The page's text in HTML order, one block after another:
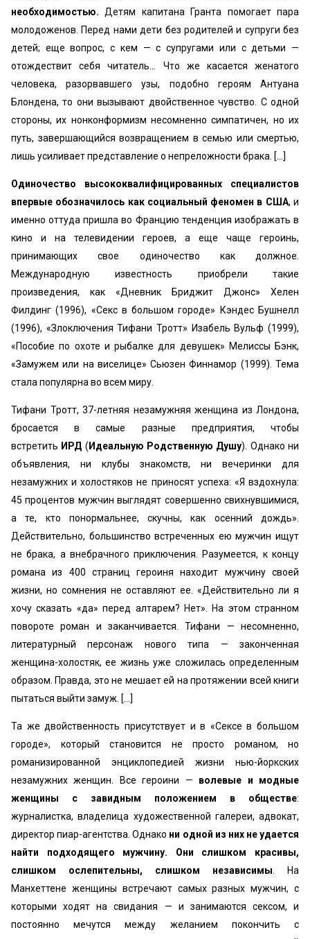
необходимостью. Детям капитана Гранта помогает пара
молодоженов. Перед нами дети без родителей и супруги без
детей; еще вопрос, с кем — с супругами или с детьми —
отождествит себя читатель... Что же касается женатого
человека, разорвавшего узы, подобно героям Антуана
Блондена, то они вызывают двойственное чувство. С одной
стороны, их нонконформизм несомненно симпатичен, но их
путь, завершающийся возвращением в семью или смертью,
лишь усиливает представление о непреложности брака. […]
Одиночество высококвалифицированных специалистов
впервые обозначилось как социальный феномен в США, и
именно оттуда пришла во Францию тенденция изображать в
кино и на телевидении героев, а еще чаще героинь,
принимающих свое одиночество как должное.
Международную известность приобрели такие
произведения, как «Дневник Бриджит Джонс» Хелен
Филдинг (1996), «Секс в большом городе» Кэндес Бушнелл
(1996), «Злоключения Тифани Тротт» Изабель Вульф (1999),
«Пособие по охоте и рыбалке для девушек» Мелиссы Бэнк,
«Замужем или на виселице» Сьюзен Финнамор (1999). Тема
стала популярна во всем миру.
Тифани Тротт, 37-летняя незамужняя женщина из Лондона,
бросается в самые разные предприятия, чтобы
встретить ИРД ( Идеальную Родственную Душу). Однако ни
объявления, ни клубы знакомств, ни вечеринки для
незамужних и холостяков не приносят успеха: «Я вздохнула:
45 процентов мужчин выглядят совершенно свихнувшимися,
а те, кто понормальнее, скучны, как осенний дождь».
Действительно, большинство встреченных ею мужчин ищут
не брака, а внебрачного приключения. Разумеется, к концу
романа из 400 страниц героиня находит мужчину своей
жизни, но сомнения не оставляют ее. «Действительно ли я
хочу сказать «да» перед алтарем? Нет». На этом странном
повороте роман и заканчивается. Тифани — несомненно,
литературный персонаж нового типа — законченная
женщина-холостяк, ее жизнь уже сложилась определенным
образом. Правда, это не мешает ей на протяжении всей книги
пытаться выйти замуж. […]
Та же двойственность присутствует и в «Сексе в большом
городе», который становится не просто романом, но
романизированной энциклопедией жизни нью-йоркских
незамужних женщин. Все героини — волевые и модные
женщины с завидным положением в обществе:
журналистка, владелица художественной галереи, адвокат,
директор пиар-агентства. Однако ни одной из них не удается
найти подходящего мужчину. Они слишком красивы,
слишком ослепительны, слишком независимы . На
Манхеттене женщины встречают самых разных мужчин, с
которыми ходят на свидания — и занимаются сексом, и
постоянно мечутся между желанием покончить с